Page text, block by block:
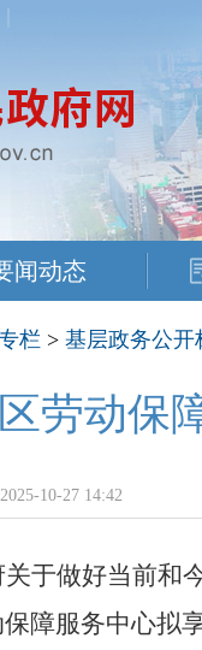
闻动态
栏 > 基层政务公开
劳动保
10-27 14:42
于做好当前和
障服务中心拟